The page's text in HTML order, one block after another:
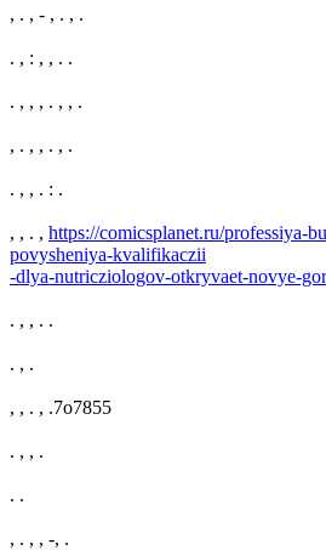
, . , - , . , .
. , : , , . .
. , , , . , , .
, . , , . , .
. , , . : .
, , . , https://comicsplanet.ru/professiya-
povysheniya-kvalifikaczii
-dlya-nutricziologov-otkryvaet-novye-
. , , . .
. , .
, , . , .7o7855
. , , .
. .
, . , , -, .